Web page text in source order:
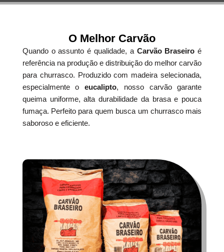
O Melhor Carvão
Quando o assunto é qualidade, a Carvão Braseiro é
referência na produção e distribuição do melhor carvão
para churrasco. Produzido com madeira selecionada,
especialmente oeucalipto, nosso carvão garante
queima uniforme, alta durabilidade da brasa e pouca
fumaça. Perfeito para quem busca um churrasco mais
saboroso e eficiente.